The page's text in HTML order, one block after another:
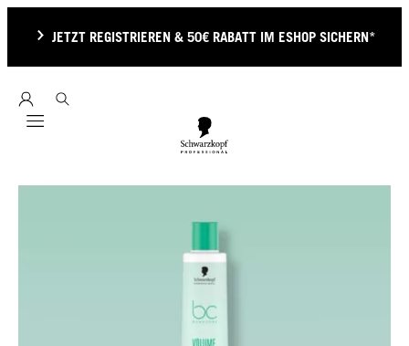
JETZT REGISTRIEREN & 50€ RABATT IM ESHOP SICHERN*
Mobile navigation